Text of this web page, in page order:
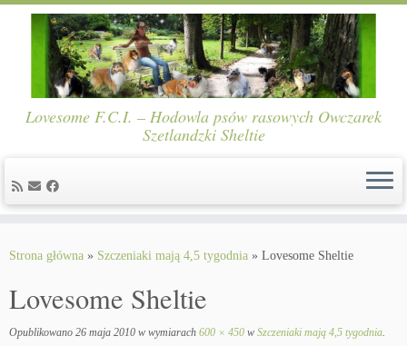
Lovesome F.C.I. – Hodowla psów rasowych Owczarek
Szetlandzki Sheltie
Strona główna » Szczeniaki mają 4,5 tygodnia » Lovesome Sheltie
Lovesome Sheltie
Opublikowano 26 maja 2010 w wymiarach 600 × 450 w Szczeniaki mają 4,5 tygodnia.